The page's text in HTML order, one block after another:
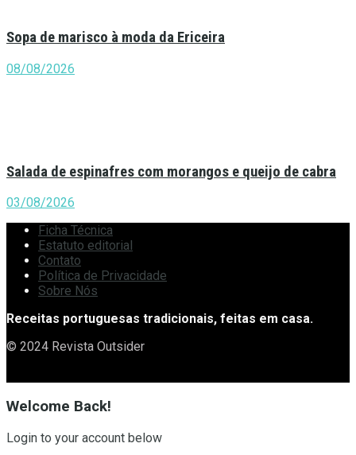
Sopa de marisco à moda da Ericeira
08/08/2026
Salada de espinafres com morangos e queijo de cabra
03/08/2026
Ficha Técnica
Estatuto editorial
Contato
Política de Privacidade
Sobre Nós
Receitas portuguesas tradicionais, feitas em casa.
© 2024 Revista Outsider
Welcome Back!
Login to your account below